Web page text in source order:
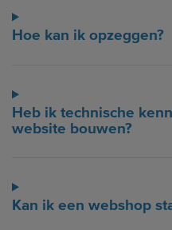
Hoe kan ik opzeggen?
Heb ik technische
website bouwen?
Kan ik een webshop